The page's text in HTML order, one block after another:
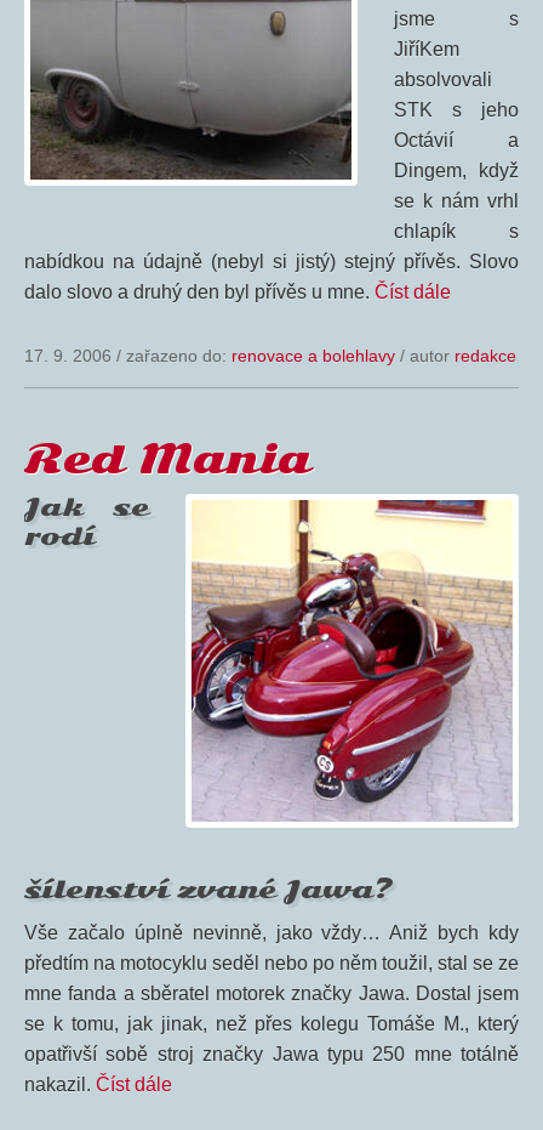
jsme s
JiříKem
absolvovali
STK s jeho
Octávií a
Dingem, když
se k nám vrhl
chlapík s
nabídkou na údajně (nebyl si jistý) stejný přívěs. Slovo
dalo slovo a druhý den byl přívěs u mne. Číst dále
17. 9. 2006 / zařazeno do: renovace a bolehlavy / autor redakce
Red Mania
Jak se
rodí
šílenství zvané Jawa?
Vše začalo úplně nevinně, jako vždy… Aniž bych kdy
předtím na motocyklu seděl nebo po něm toužil, stal se ze
mne fanda a sběratel motorek značky Jawa. Dostal jsem
se k tomu, jak jinak, než přes kolegu Tomáše M., který
opatřivší sobě stroj značky Jawa typu 250 mne totálně
nakazil. Číst dále